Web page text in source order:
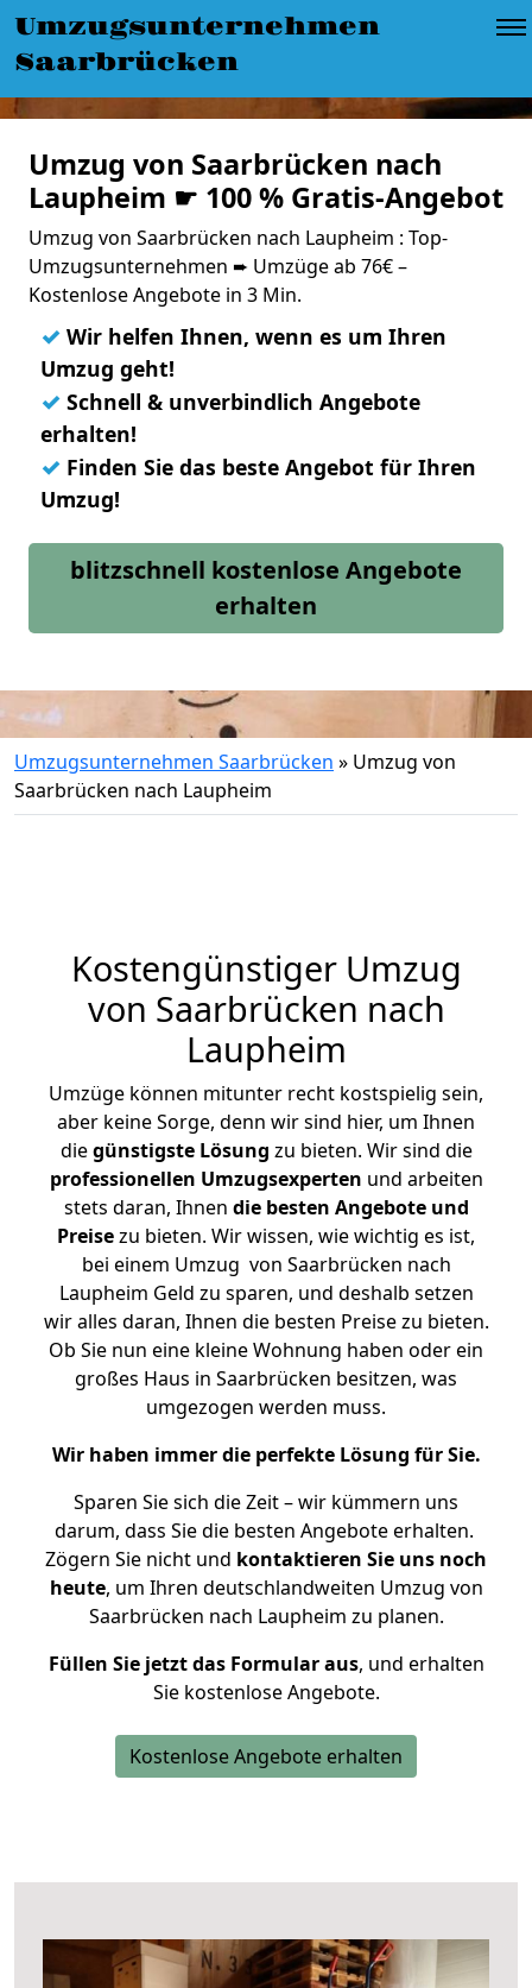
Umzugsunternehmen
Saarbrücken
Umzug von Saarbrücken nach
Laupheim ☛ 100 % Gratis-Angebot
Umzug von Saarbrücken nach Laupheim : Top-
Umzugsunternehmen ➨ Umzüge ab 76€ –
Kostenlose Angebote in 3 Min.
✓ Wir helfen Ihnen, wenn es um Ihren
Umzug geht!
✓ Schnell & unverbindlich Angebote
erhalten!
✓ Finden Sie das beste Angebot für Ihren
Umzug!
blitzschnell kostenlose Angebote
erhalten
Umzugsunternehmen Saarbrücken » Umzug von
Saarbrücken nach Laupheim
Kostengünstiger Umzug
von Saarbrücken nach
Laupheim
Umzüge können mitunter recht kostspielig sein,
aber keine Sorge, denn wir sind hier, um Ihnen
diegünstigste Lösung zu bieten. Wir sind die
professionellen Umzugsexperten und arbeiten
stets daran, Ihnen die besten Angebote und
Preisezu bieten. Wir wissen, wie wichtig es ist,
bei einem Umzug von Saarbrücken nach
Laupheim Geld zu sparen, und deshalb setzen
wir alles daran, Ihnen die besten Preise zu bieten.
Ob Sie nun eine kleine Wohnung haben oder ein
großes Haus in Saarbrücken besitzen, was
umgezogen werden muss.
Wir haben immer die perfekte Lösung für Sie.
Sparen Sie sich die Zeit – wir kümmern uns
darum, dass Sie die besten Angebote erhalten.
Zögern Sie nicht und kontaktieren Sie uns noch
heute, um Ihren deutschlandweiten Umzug von
Saarbrücken nach Laupheim zu planen.
Füllen Sie jetzt das Formular aus, und erhalten
Sie kostenlose Angebote.
Kostenlose Angebote erhalten